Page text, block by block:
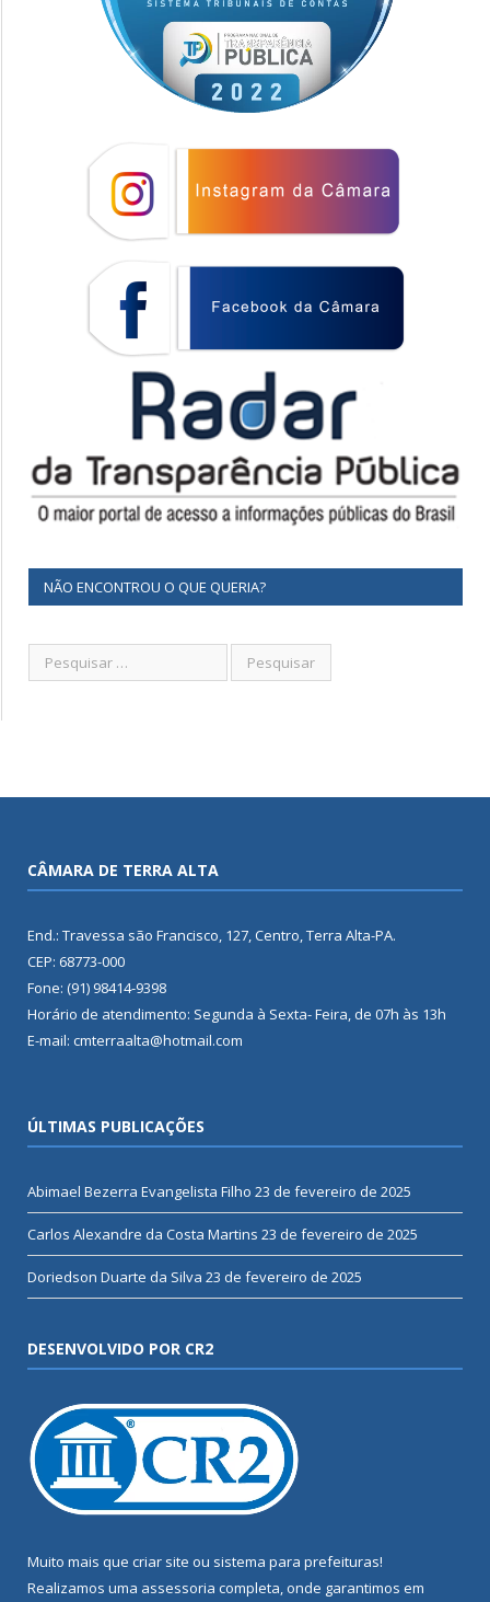
NÃO ENCONTROU O QUE QUERIA?
CÂMARA DE TERRA ALTA
End.: Travessa são Francisco, 127, Centro, Terra Alta-PA.
CEP: 68773-000
Fone: (91) 98414-9398
Horário de atendimento: Segunda à Sexta- Feira, de 07h às 13h
E-mail: cmterraalta@hotmail.com
ÚLTIMAS PUBLICAÇÕES
Abimael Bezerra Evangelista Filho 23 de fevereiro de 2025
Carlos Alexandre da Costa Martins 23 de fevereiro de 2025
Doriedson Duarte da Silva 23 de fevereiro de 2025
DESENVOLVIDO POR CR2
Muito mais que criar site ou sistema para prefeituras!
Realizamos uma assessoria completa, onde garantimos em